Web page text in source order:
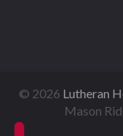
© 2026 Lutheran
Mason